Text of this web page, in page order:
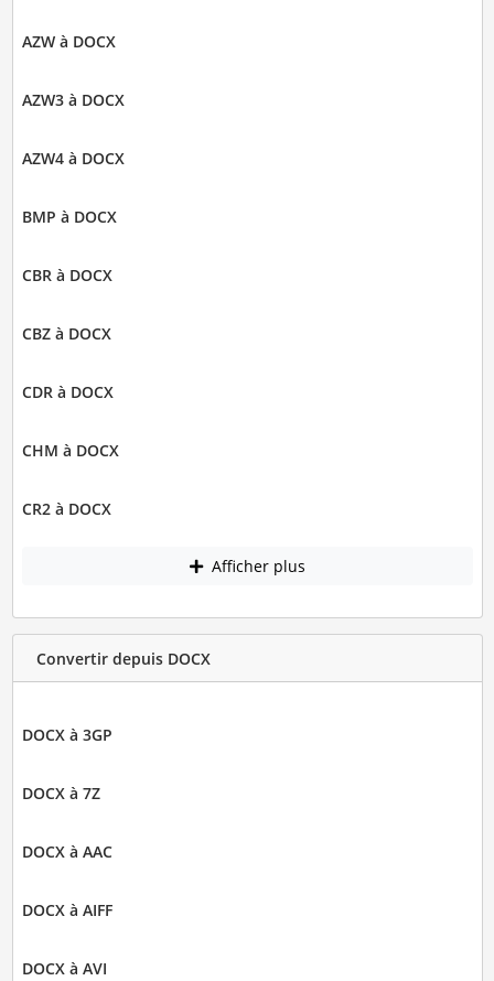
AZW à DOCX
AZW3 à DOCX
AZW4 à DOCX
BMP à DOCX
CBR à DOCX
CBZ à DOCX
CDR à DOCX
CHM à DOCX
CR2 à DOCX
Afficher plus
Convertir depuis DOCX
DOCX à 3GP
DOCX à 7Z
DOCX à AAC
DOCX à AIFF
DOCX à AVI